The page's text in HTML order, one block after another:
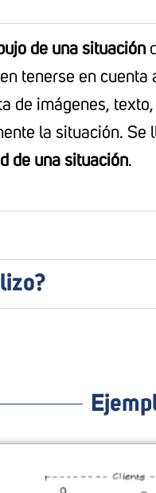
de una situación
tenerse en cuenta
de imágenes,
la situación. Se
de una situación.